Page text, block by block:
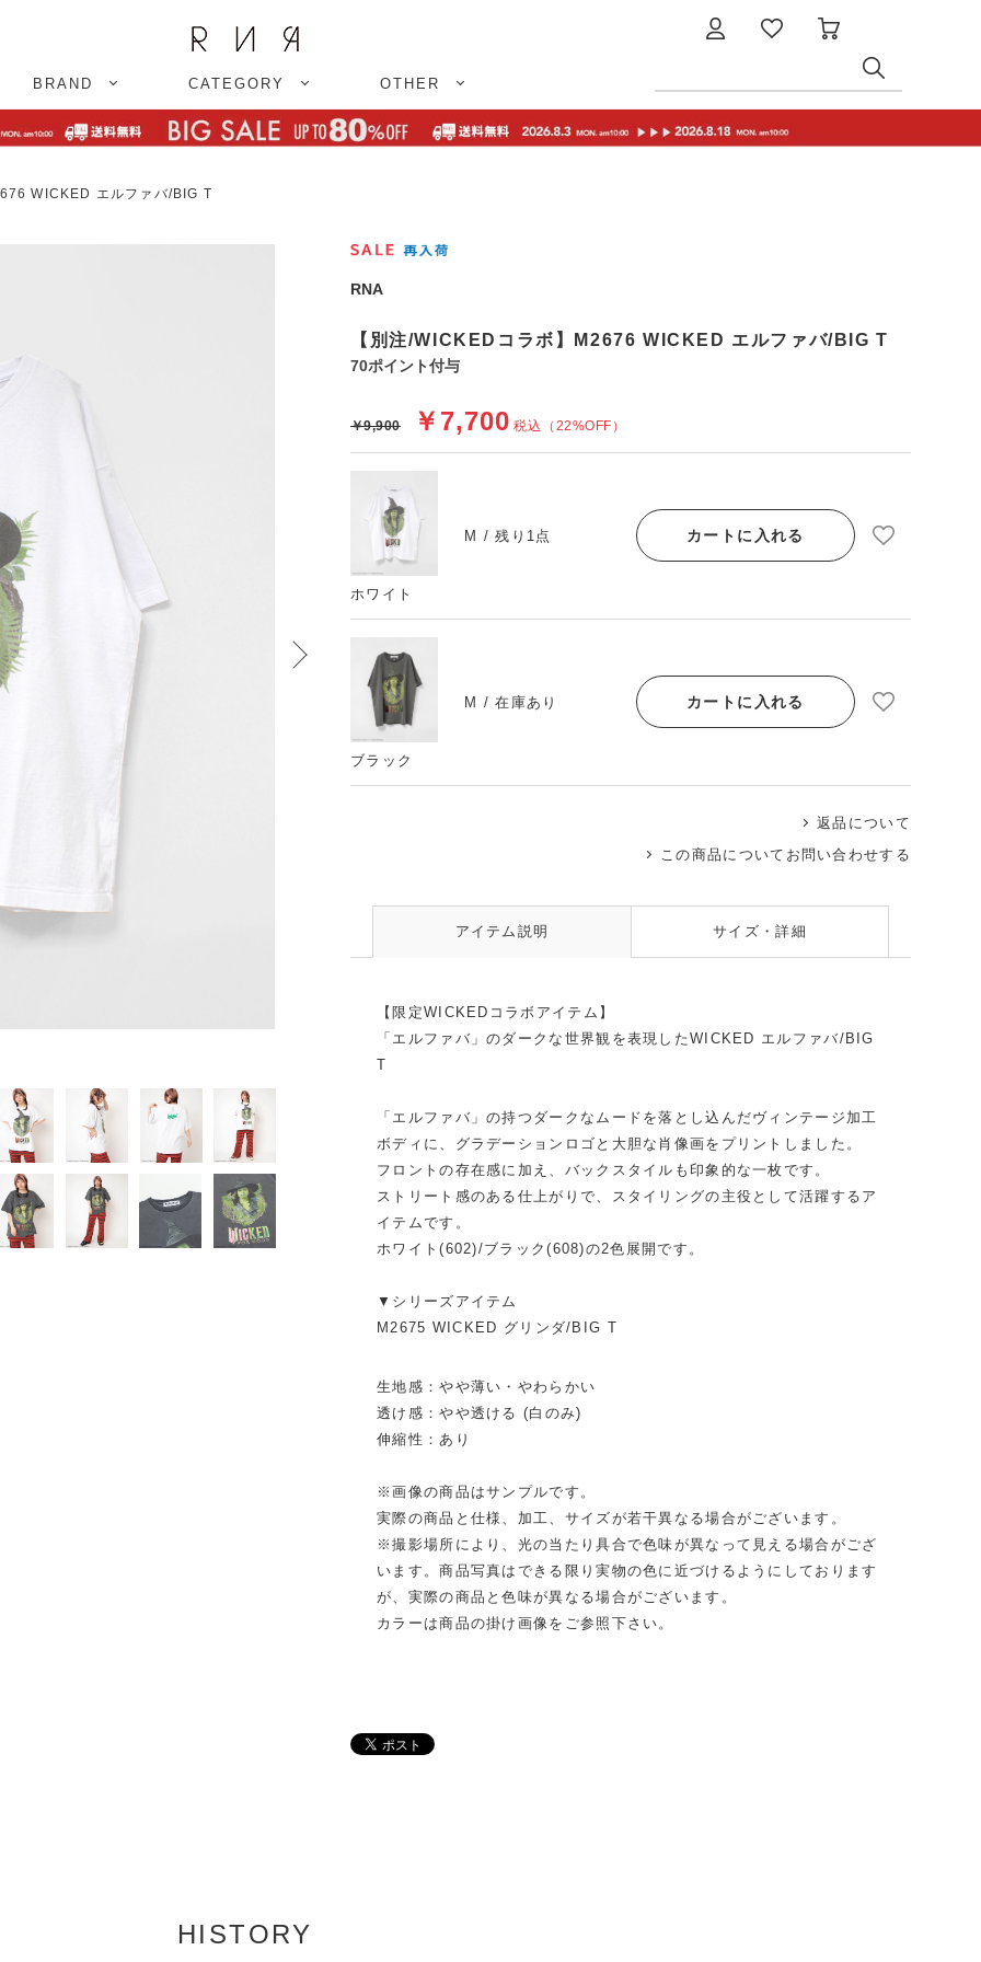
BRAND CATEGORY OTHER
WICKED エルファバ/BIG T
RNA
【別注/WICKEDコラボ】M2676 WICKED エルファバ/BIG T
70ポイント付与
（22%OFF）
￥7,700 税込
￥9,900
ホワイト
M / 残り1点 カートに入れる
ブラック
M / 在庫あり カートに入れる
返品について
この商品についてお問い合わせする
アイテム説明 サイズ・詳細
【限定WICKEDコラボアイテム】
「エルファバ」のダークな世界観を表現したWICKED エルファバ/BIG
T
「エルファバ」の持つダークなムードを落とし込んだヴィンテージ加工
ボディに、グラデーションロゴと大胆な肖像画をプリントしました。
フロントの存在感に加え、バックスタイルも印象的な一枚です。
ストリート感のある仕上がりで、スタイリングの主役として活躍するア
イテムです。
ホワイト(602)/ブラック(608)の2色展開です。
▼シリーズアイテム
M2675 WICKED グリンダ/BIG T
生地感：やや薄い・やわらかい
透け感：やや透ける (白のみ)
伸縮性：あり
※画像の商品はサンプルです。
実際の商品と仕様、加工、サイズが若干異なる場合がございます。
※撮影場所により、光の当たり具合で色味が異なって見える場合がござ
います。商品写真はできる限り実物の色に近づけるようにしております
が、実際の商品と色味が異なる場合がございます。
カラーは商品の掛け画像をご参照下さい。
HISTORY